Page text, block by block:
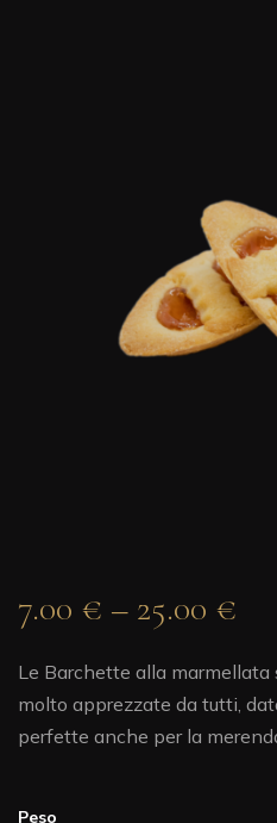
7.00 € – 25.00 €
Le Barchette alla marmellata
molto apprezzate da tutti,
perfette anche per la
Peso